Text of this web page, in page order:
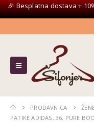
🎉 Besplatna dostava +
PRODAVNICA
PATIKE ADIDAS, 36, PURE